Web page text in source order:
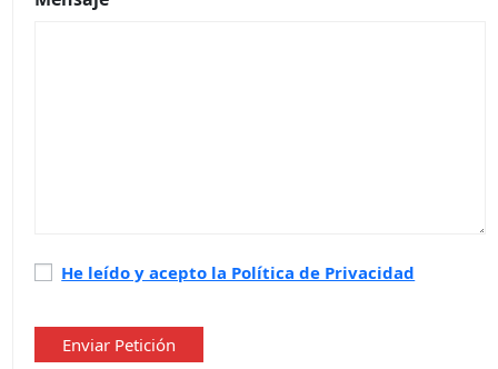
Política
privacidad*
He leído y acepto la Política de Privacidad
Enviar Petición